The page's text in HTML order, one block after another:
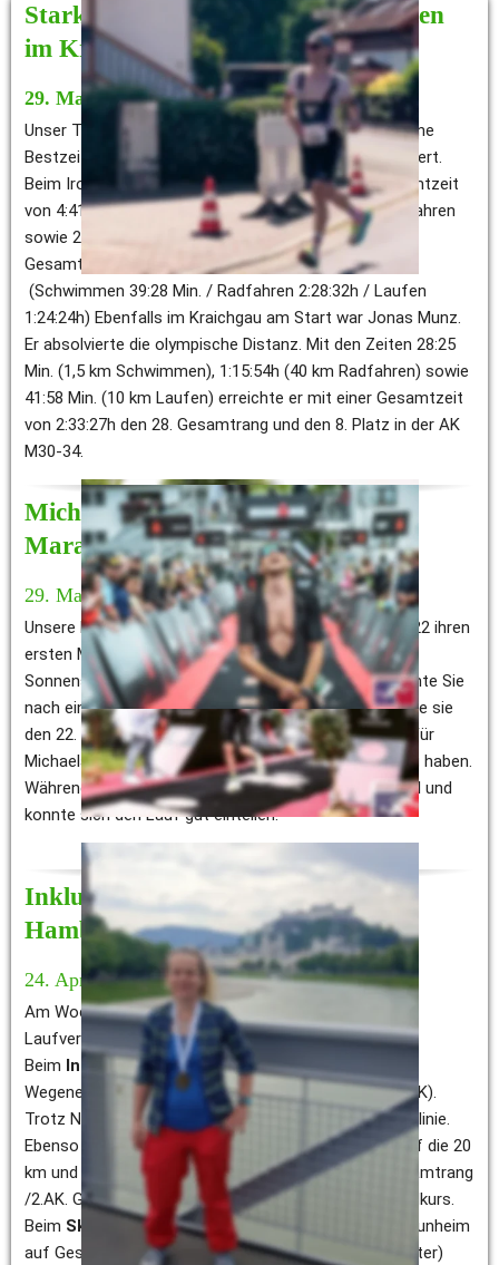
Starke Leistungen unserer Triathleten
im Kraichgau
29. Mai 2022
Unser Triathlet Timo Schmidt hat am 29.Mai 2022 seine
Bestzeit bei der Mitteldistanz um 30 Minuten verbessert.
Beim Ironman 70.3 Kraichgau benötigte er eine Gesamtzeit
von 4:41:09 h für die 1,9 km Schwimmen, 90 Km Radfahren
sowie 21 km Laufen. Damit erreichte er den 132.
Gesamtrang sowie den 11. Platz in der AK M25-29.
(Schwimmen 39:28 Min. / Radfahren 2:28:32h / Laufen
1:24:24h) Ebenfalls im Kraichgau am Start war Jonas Munz.
Er absolvierte die olympische Distanz. Mit den Zeiten 28:25
Min. (1,5 km Schwimmen), 1:15:54h (40 km Radfahren) sowie
41:58 Min. (10 km Laufen) erreichte er mit einer Gesamtzeit
von 2:33:27h den 28. Gesamtrang und den 8. Platz in der AK
M30-34.
Michaela Hörbiger finisht Salzburg
Marathon
29. Mai 2022
Unsere Läuferin Michaela Hörbiger hat am 29. Mai 2022 ihren
ersten Marathon gefinsht. In der Mozartstadt bei
Sonnenschein und angenehmen Temperaturen erreichte Sie
nach einer Zeit von 4:57:37 h die Ziellinie. Damit belegte sie
den 22. Rang in der AK W40 sowie 602. Gesamtrang. Für
Michaela war es ein super Erlebnis das Ziel erreicht zu haben.
Während des ganzen Laufes fühlte Sie sich sehr wohl und
konnte sich den Lauf gut einteilen.
Inklusionslauf, Skiwiesenlauf und
Hamburg Marathon
24. April 2022
Am Wochenende waren unsere Läufer bei drei
Laufveranstaltungen vertreten:
Beim Inklusionslauf in Gelnhausen erreichte Julian
Wegener (📸) beim 5 km Lauf den 3. Gesamtrang (1.AK).
Trotz Nasenbluten lief er nach 21:34 Min. über die Ziellinie.
Ebenso am Start in Gelnhausen war Sven Höller. Er lief die 20
km und erreichte in einer Zeit von 1:19:03h den 2.Gesamtrang
/2.AK. Gelaufen wurde auf einem 2,5 km flachen Rundkurs.
Beim Skiwiesenlauf in Nieder-Mörlen
lief Niklas Naunheim
auf Gesamtplatz 3. Die 10 km Strecke (240 Höhenmeter)